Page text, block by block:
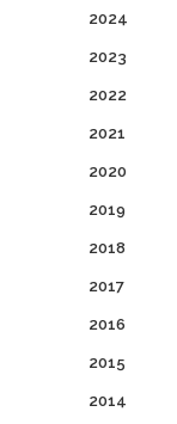
2024
2023
2022
2021
2020
2019
2018
2017
2016
2015
2014